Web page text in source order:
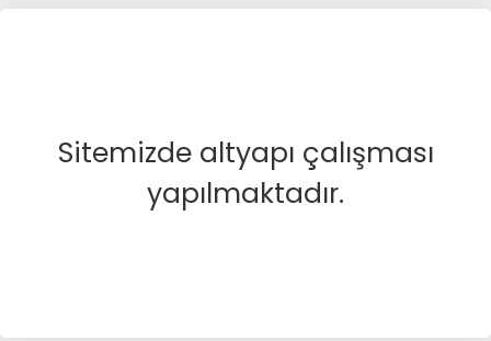
Sitemizde altyapı çalışması
yapılmaktadır.